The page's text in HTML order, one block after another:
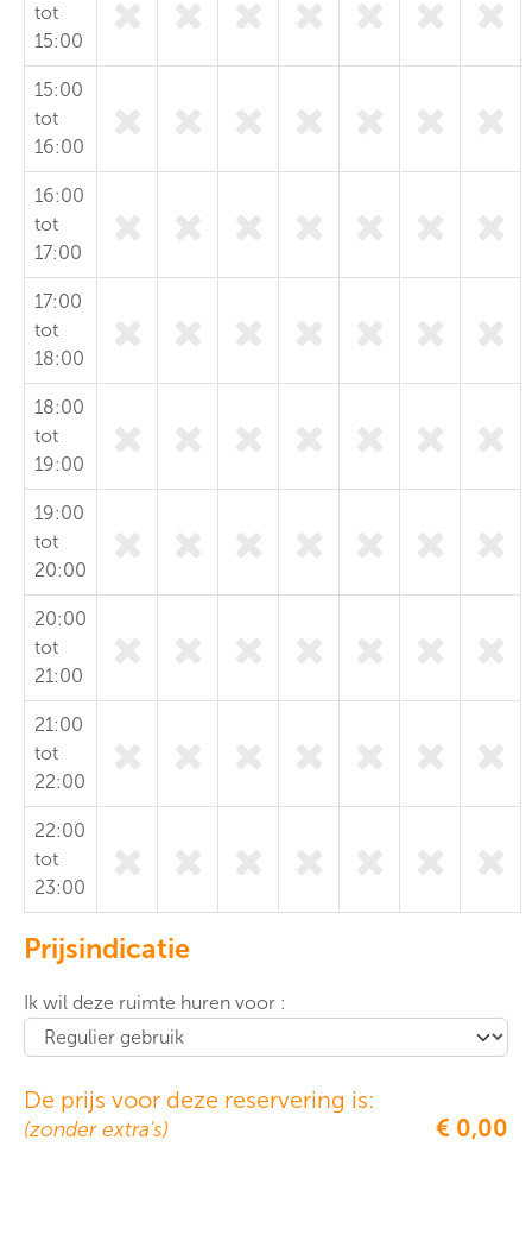
tot
15:00
15:00
tot
16:00
16:00
tot
17:00
17:00
tot
18:00
18:00
tot
19:00
19:00
tot
20:00
20:00
tot
21:00
21:00
tot
22:00
22:00
tot
23:00
Prijsindicatie
Ik wil deze ruimte huren voor :
De prijs voor deze reservering is:
(zonder extra's) € 0,00